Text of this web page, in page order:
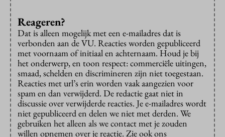
Reageren?
Dat is alleen mogelijk met een e-mailadres dat is
verbonden aan de VU. Reacties worden gepubliceerd
met voornaam of initiaal en achternaam. Houd je bij
het onderwerp, en toon respect: commerciële uitingen,
smaad, schelden en discrimineren zijn niet toegestaan.
Reacties met url’s erin worden vaak aangezien voor
spam en dan verwijderd. De redactie gaat niet in
discussie over verwijderde reacties. Je e-mailadres wordt
niet gepubliceerd en delen we niet met derden. We
gebruiken het alleen als we contact met je zouden
willen opnemen over je reactie. Zie ook ons